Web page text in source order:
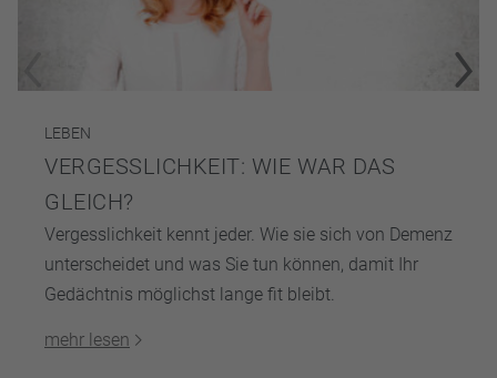
LEBEN
VERGESSLICHKEIT: WIE WAR DAS
GLEICH?
Vergesslichkeit kennt jeder. Wie sie sich von Demenz
unterscheidet und was Sie tun können, damit Ihr
Gedächtnis möglichst lange fit bleibt.
mehr lesen